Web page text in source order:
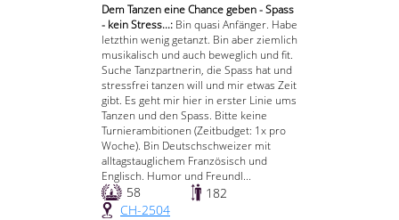
Dem Tanzen eine Chance geben - Spass
- kein Stress...: Bin quasi Anfänger. Habe
letzthin wenig getanzt. Bin aber ziemlich
musikalisch und auch beweglich und fit.
Suche Tanzpartnerin, die Spass hat und
stressfrei tanzen will und mir etwas Zeit
gibt. Es geht mir hier in erster Linie ums
Tanzen und den Spass. Bitte keine
Turnierambitionen (Zeitbudget: 1x pro
Woche). Bin Deutschschweizer mit
alltagstauglichem Französisch und
Englisch. Humor und Freundl...
58
182
CH-2504